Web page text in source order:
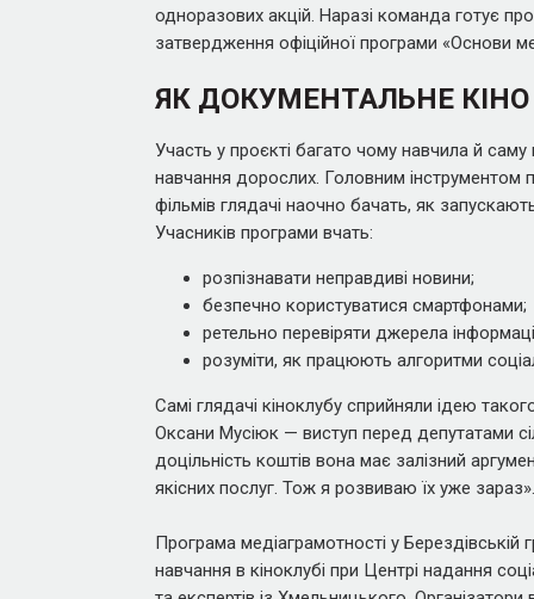
одноразових акцій. Наразі команда готує
затвердження офіційної програми «Основи
ЯК ДОКУМЕНТАЛЬНЕ
Участь у проєкті багато чому навчила й
навчання дорослих. Головним інструментом
фільмів глядачі наочно бачать, як
Учасників програми вчать:
розпізнавати неправдиві новини;
безпечно користуватися смартфонами;
ретельно перевіряти джерела
розуміти, як працюють алгоритми
Самі глядачі кіноклубу сприйняли ідею
Оксани Мусіюк — виступ перед депутатами
доцільність коштів вона має залізний
якісних послуг. Тож я розвиваю їх уже зараз».
Програма медіаграмотності у
навчання в кіноклубі при Центрі надання